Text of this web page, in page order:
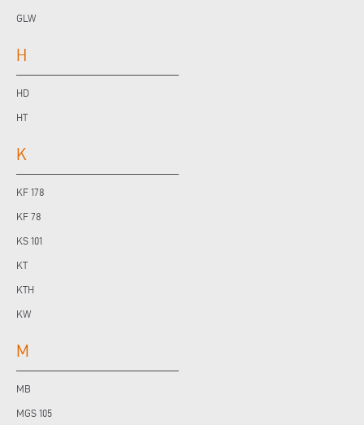
GLW
H
HD
HT
K
KF 178
KF 78
KS 101
KT
KTH
KW
M
MB
MGS 105